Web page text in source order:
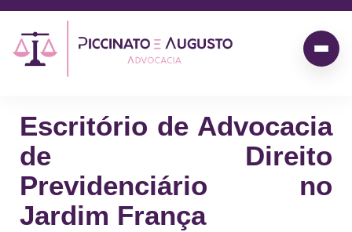
Escritório de Advocacia
de Direito
Previdenciário no
Jardim França